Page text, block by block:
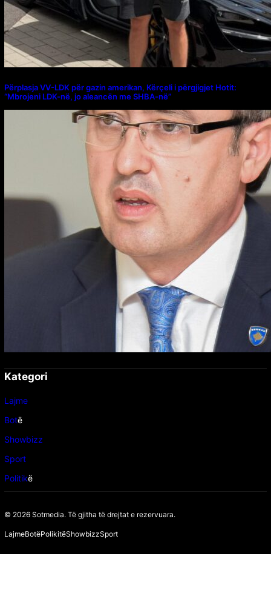
Përplasja VV-LDK për gazin amerikan, Kërçeli i përgjigjet Hotit:
“Mbrojeni LDK-në, jo aleancën me SHBA-në”
Kategori
Lajme
Botë
Showbizz
Sport
Politikë
© 2026 Sotmedia. Të gjitha të drejtat e rezervuara.
LajmeBotëPolikitëShowbizzSport